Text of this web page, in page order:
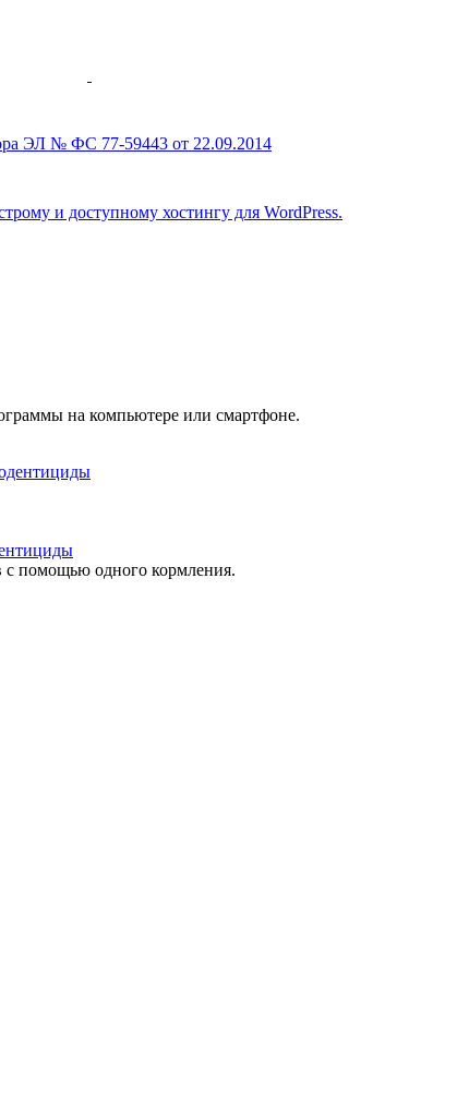
ЭЛ № ФС 77-59443 от 22.09.2014
и доступному хостингу для WordPress.
на компьютере или смартфоне.
с помощью одного кормления.